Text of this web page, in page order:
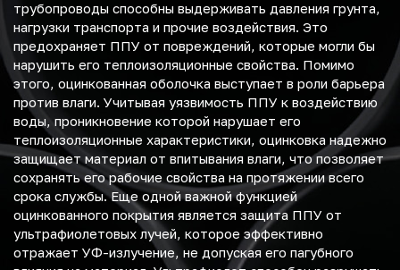
трубопроводы способны выдерживать давления грунта,
нагрузки транспорта и прочие воздействия. Это
предохраняет ППУ от повреждений, которые могли бы
нарушить его теплоизоляционные свойства. Помимо
этого, оцинкованная оболочка выступает в роли барьера
против влаги. Учитывая уязвимость ППУ к воздействию
воды, проникновение которой нарушает его
теплоизоляционные характеристики, оцинковка надежно
защищает материал от впитывания влаги, что позволяет
сохранять его рабочие свойства на протяжении всего
срока службы. Еще одной важной функцией
оцинкованного покрытия является защита ППУ от
ультрафиолетовых лучей, которое эффективно
отражает УФ-излучение, не допуская его пагубного